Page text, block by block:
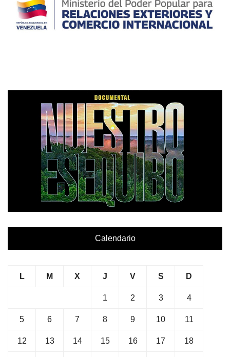
Calendario
L M X J V S D
1 2 3 4
5 6 7 8 9 10 11
12 13 14 15 16 17 18